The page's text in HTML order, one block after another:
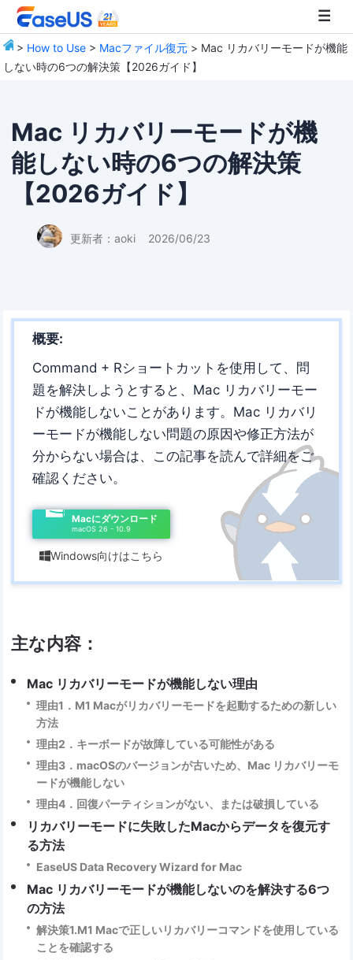
> How to Use > Macファイル復元 > Mac リカバリーモードが機能
しない時の6つの解決策【2026ガイド】
Mac リカバリーモードが機
能しない時の6つの解決策
【2026ガイド】
更新者： aoki 2026/06/23
概要:
Command + Rショートカットを使用して、問
題を解決しようとすると、Mac リカバリーモー
ドが機能しないことがあります。Mac リカバリ
ーモードが機能しない問題の原因や修正方法が
分からない場合は、この記事を読んで詳細をご
確認ください。
Macにダウンロード
macOS 26 - 10.9
Windows向けはこちら
主な内容：
Mac リカバリーモードが機能しない理由
理由1．M1 Macがリカバリーモードを起動するための新しい
方法
理由2．キーボードが故障している可能性がある
理由3．macOSのバージョンが古いため、Mac リカバリーモ
ードが機能しない
理由4．回復パーティションがない、または破損している
リカバリーモードに失敗したMacからデータを復元す
る方法
EaseUS Data Recovery Wizard for Mac
Mac リカバリーモードが機能しないのを解決する6つ
の方法
解決策1.M1 Macで正しいリカバリーコマンドを使用している
ことを確認する